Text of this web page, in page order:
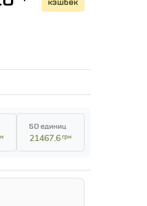
кэшбек
50 единиц
21467.6грн